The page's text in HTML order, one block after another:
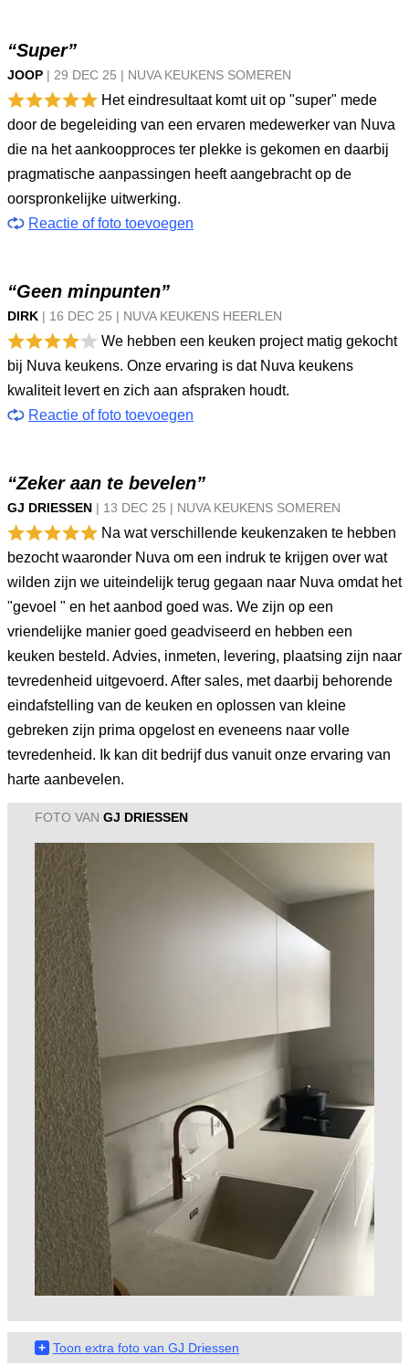
“Super”
JOOP | 29 DEC 25 | NUVA KEUKENS SOMEREN
Het eindresultaat komt uit op "super" mede
door de begeleiding van een ervaren medewerker van Nuva
die na het aankoopproces ter plekke is gekomen en daarbij
pragmatische aanpassingen heeft aangebracht op de
oorspronkelijke uitwerking.
Reactie of foto toevoegen
“Geen minpunten”
DIRK | 16 DEC 25 | NUVA KEUKENS HEERLEN
We hebben een keuken project matig gekocht
bij Nuva keukens. Onze ervaring is dat Nuva keukens
kwaliteit levert en zich aan afspraken houdt.
Reactie of foto toevoegen
“Zeker aan te bevelen”
GJ DRIESSEN | 13 DEC 25 | NUVA KEUKENS SOMEREN
Na wat verschillende keukenzaken te hebben
bezocht waaronder Nuva om een indruk te krijgen over wat
wilden zijn we uiteindelijk terug gegaan naar Nuva omdat het
"gevoel " en het aanbod goed was. We zijn op een
vriendelijke manier goed geadviseerd en hebben een
keuken besteld. Advies, inmeten, levering, plaatsing zijn naar
tevredenheid uitgevoerd. After sales, met daarbij behorende
eindafstelling van de keuken en oplossen van kleine
gebreken zijn prima opgelost en eveneens naar volle
tevredenheid. Ik kan dit bedrijf dus vanuit onze ervaring van
harte aanbevelen.
FOTO VAN GJ DRIESSEN
+ Toon extra foto van GJ Driessen